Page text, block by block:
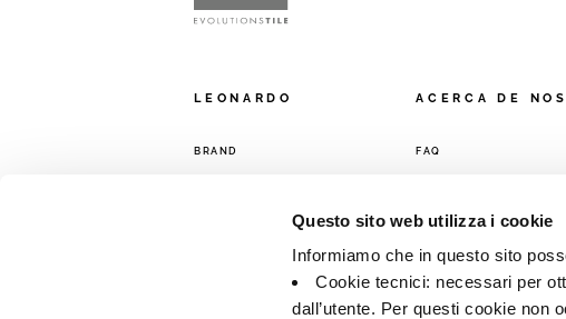
Questo sito web utilizza i cookie
Informiamo che in questo sito
Cookie tecnici: necessari per
dall’utente. Per questi cookie non
LEONARDO
BRAND
ACERCA DE
FAQ